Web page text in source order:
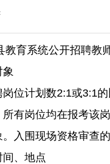
教育系统公开招聘教
象
位计划数2:1或3:1
有岗位均在报考该
入围现场资格审查
、地点